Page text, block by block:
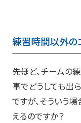
練習時間以外の
――先ほど、チーム
事でどうしても出
ですが、そういう
えるのですか？